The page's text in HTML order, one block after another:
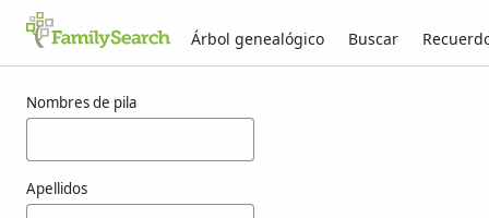
Árbol genealógico Buscar
Nombres de pila
Apellidos